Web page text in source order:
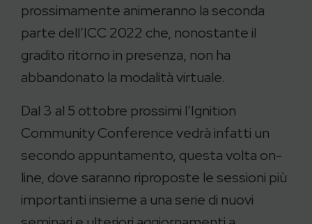
prossimamente animeranno la seconda
parte dell’ICC 2022 che, nonostante il
gradito ritorno in presenza, non ha
abbandonato la modalità virtuale.
Dal 3 al 5 ottobre prossimi l’Ignition
Community Conference vedrà infatti un
secondo appuntamento, questa volta on-
line, dove saranno riproposte le sessioni più
importanti insieme a una serie di nuovi